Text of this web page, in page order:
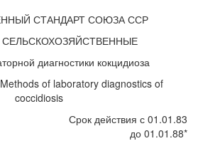
СТАНДАРТ СОЮЗА ССР
диагностики кокцидиоза
of laboratory diagnostics of
coccidiosis
Срок действия с 01.01.83
до 01.01.88*